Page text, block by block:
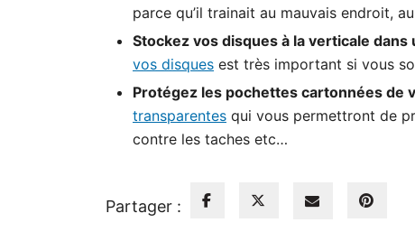
parce qu’il trainait au mauvais endroit,
Stockez vos disques à la verticale
vos disques est très important si vous
Protégez les pochettes cartonnées de
transparentes qui vous permettront de
contre les taches etc…
Partager :